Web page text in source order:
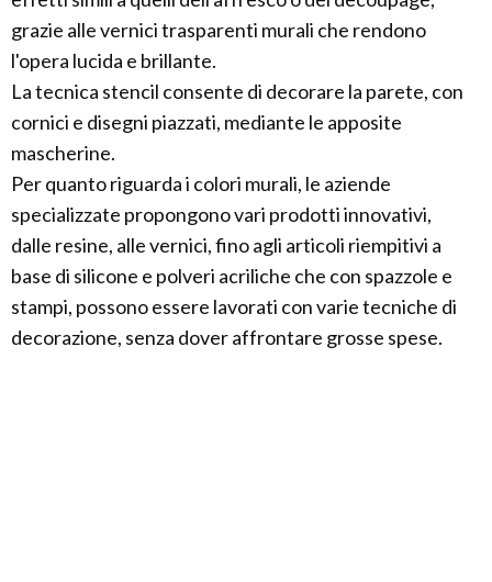
grazie alle vernici trasparenti murali che rendono
l'opera lucida e brillante.
La tecnica stencil consente di decorare la parete, con
cornici e disegni piazzati, mediante le apposite
mascherine.
Per quanto riguarda i colori murali, le aziende
specializzate propongono vari prodotti innovativi,
dalle resine, alle vernici, fino agli articoli riempitivi a
base di silicone e polveri acriliche che con spazzole e
stampi, possono essere lavorati con varie tecniche di
decorazione, senza dover affrontare grosse spese.